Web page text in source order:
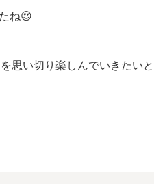
ね😍
思い切り楽しんでいきたいと